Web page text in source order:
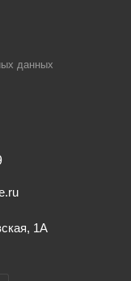
данных
1А